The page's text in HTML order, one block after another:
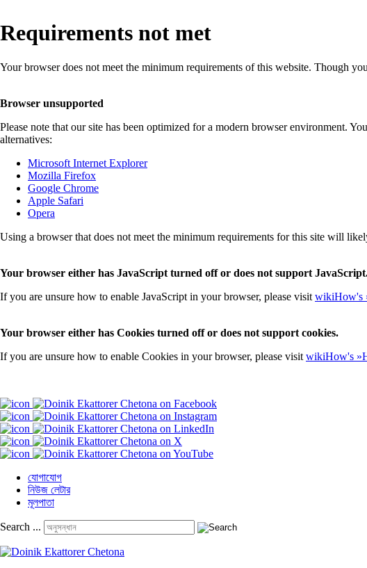
Requirements not met
Your browser does not meet the minimum requirements of this website. Though
Browser unsupported
Please note that our site has been optimized for a modern browser environment.
alternatives:
Microsoft Internet Explorer
Mozilla Firefox
Google Chrome
Apple Safari
Opera
Using a browser that does not meet the minimum requirements for this site will
Your browser either has JavaScript turned off or does not support
If you are unsure how to enable JavaScript in your browser, please visit wikiHow's
Your browser either has Cookies turned off or does not support cookies.
If you are unsure how to enable Cookies in your browser, please visit wikiHow's
যোগাযোগ
নিউজ লেটার
মূলপাতা
Search ...